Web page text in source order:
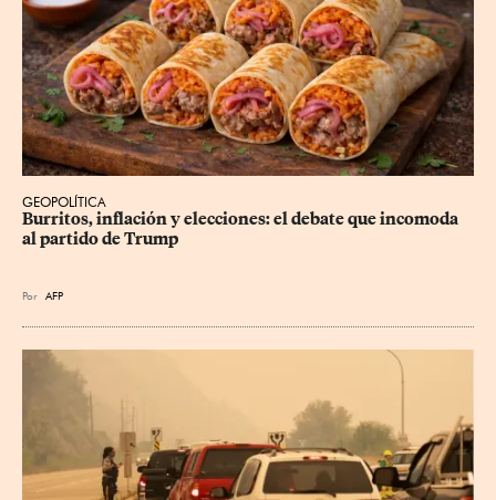
GEOPOLÍTICA
Burritos, inflación y elecciones: el debate que incomoda
al partido de Trump
Por AFP